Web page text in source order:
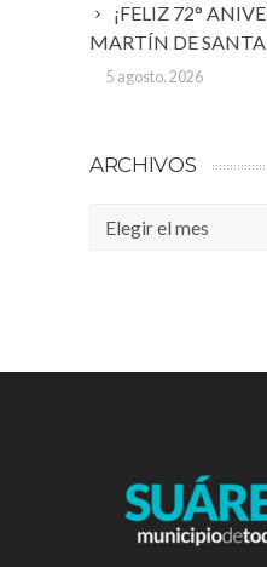
¡FELIZ 72°
MARTÍN DE
5 agosto, 2026
ARCHIVOS
Archivos